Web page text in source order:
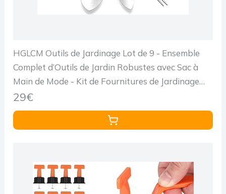
HGLCM Outils de Jardinage Lot de 9 - Ensemble
Complet d’Outils de Jardin Robustes avec Sac à
Main de Mode - Kit de Fournitures de Jardinage
Durable pour Les Femmes
29€